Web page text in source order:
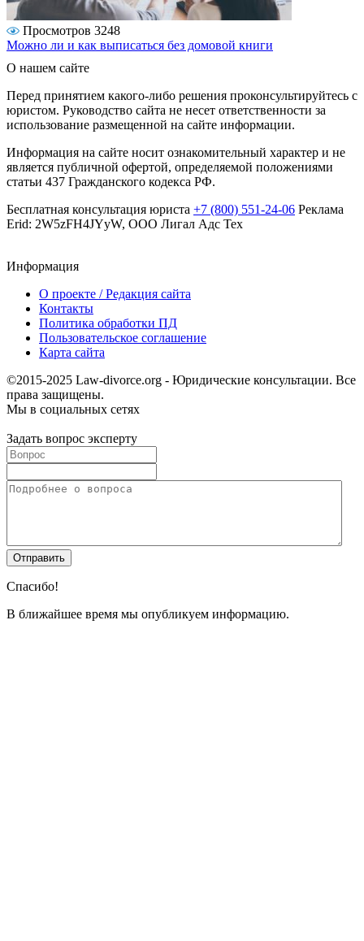
Просмотров 3248
Можно ли и как выписаться без домовой книги
О нашем сайте
Перед принятием какого-либо решения проконсультируйтесь с
юристом. Руководство сайта не несет ответственности за
использование размещенной на сайте информации.
Информация на сайте носит ознакомительный характер и не
является публичной офертой, определяемой положениями
статьи 437 Гражданского кодекса РФ.
Бесплатная консультация юриста +7 (800) 551-24-06 Реклама
Erid: 2W5zFH4JYyW, ООО Лигал Адс Тех
Информация
О проекте / Редакция сайта
Контакты
Политика обработки ПД
Пользовательское соглашение
Карта сайта
©2015-2025 Law-divorce.org - Юридические консультации. Все
права защищены.
Мы в социальных сетях
Задать вопрос эксперту
Спасибо!
В ближайшее время мы опубликуем информацию.